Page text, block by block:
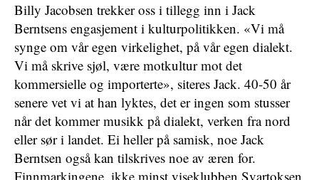
Billy Jacobsen trekker oss i tillegg inn i Jack
Berntsens engasjement i kulturpolitikken. «Vi må
synge om vår egen virkelighet, på vår egen dialekt.
Vi må skrive sjøl, være motkultur mot det
kommersielle og importerte», siteres Jack. 40-50 år
senere vet vi at han lyktes, det er ingen som stusser
når det kommer musikk på dialekt, verken fra nord
eller sør i landet. Ei heller på samisk, noe Jack
Berntsen også kan tilskrives noe av æren for.
Finnmarkingene, ikke minst viseklubben Svartoksen